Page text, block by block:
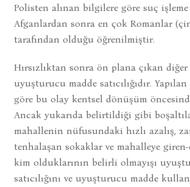
Polisten alınan bilgilere göre suç işleme
Afganlardan sonra en çok Romanlar
tarafından olduğu öğrenilmiştir.
Hırsızlıktan sonra ön plana çıkan
uyuşturucu madde satıcılığıdır.
göre bu olay kentsel dönüşüm
Ancak yukarıda belirtildiği gibi
mahallenin nüfusundaki hızlı azalış,
tenhalaşan sokaklar ve mahalleye
kim olduklarının belirli olmayışı
satıcılığını ve uyuşturucu madde